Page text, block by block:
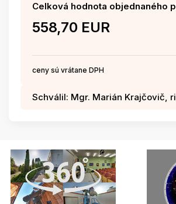
Celková hodnota objednaného
558,70 EUR
ceny sú vrátane DPH
Schválil: Mgr. Marián Krajčovič,